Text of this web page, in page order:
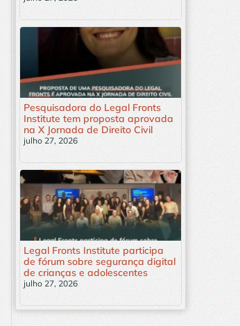
Pesquisadora do Legal Fronts
Institute tem proposta aprovada
na X Jornada de Direito Civil
julho 27, 2026
Legal Fronts Institute participa
de fórum sobre segurança digital
de crianças e adolescentes
julho 27, 2026